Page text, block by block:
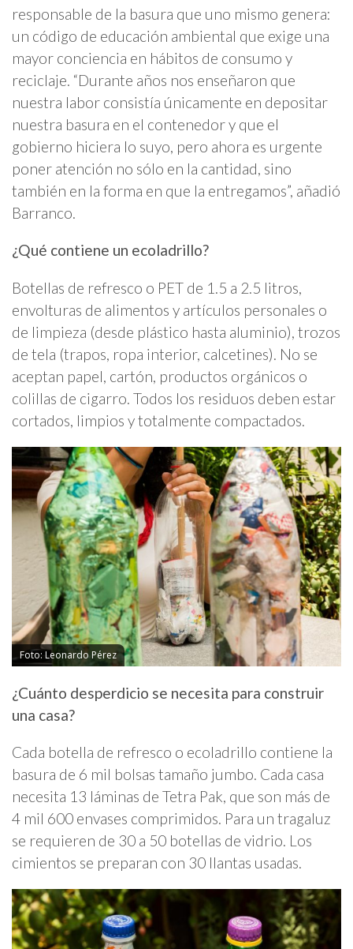
responsable de la basura que uno mismo genera:
un código de educación ambiental que exige una
mayor conciencia en hábitos de consumo y
reciclaje. “Durante años nos enseñaron que
nuestra labor consistía únicamente en depositar
nuestra basura en el contenedor y que el
gobierno hiciera lo suyo, pero ahora es urgente
poner atención no sólo en la cantidad, sino
también en la forma en que la entregamos”, añadió
Barranco.
¿Qué contiene un ecoladrillo?
Botellas de refresco o PET de 1.5 a 2.5 litros,
envolturas de alimentos y artículos personales o
de limpieza (desde plástico hasta aluminio), trozos
de tela (trapos, ropa interior, calcetines). No se
aceptan papel, cartón, productos orgánicos o
colillas de cigarro. Todos los residuos deben estar
cortados, limpios y totalmente compactados.
Foto: Leonardo Pérez
¿Cuánto desperdicio se necesita para construir
una casa?
Cada botella de refresco o ecoladrillo contiene la
basura de 6 mil bolsas tamaño jumbo. Cada casa
necesita 13 láminas de Tetra Pak, que son más de
4 mil 600 envases comprimidos. Para un tragaluz
se requieren de 30 a 50 botellas de vidrio. Los
cimientos se preparan con 30 llantas usadas.